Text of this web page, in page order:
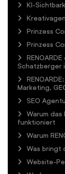
KI-
Prinzess
Prinzess
Schatzberger
Marketing,
SEO
Warum das
funktioniert
Warum
Was bringt
Website-